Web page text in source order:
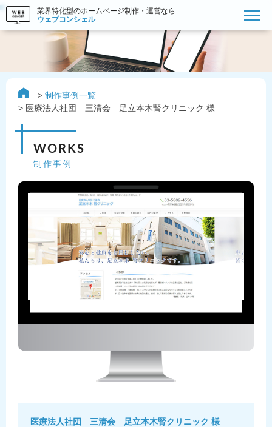
業界特化型のホームページ制作・運営なら
ウェブコンシェル
制作事例一覧
医療法人社団 三清会 足立本木腎クリニック 様
WORKS
制作事例
医療法人社団 三清会 足立本木腎クリニック 様